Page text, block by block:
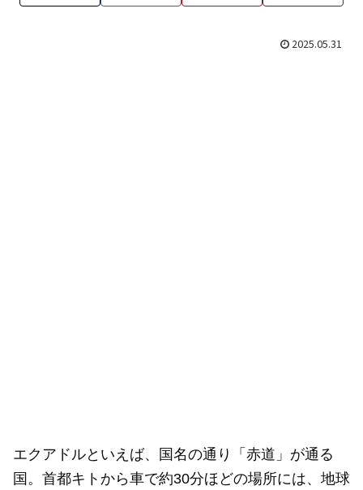
2025.05.31
エクアドルといえば、国名の通り「赤道」が通る
国。首都キトから車で約30分ほどの場所には、地球